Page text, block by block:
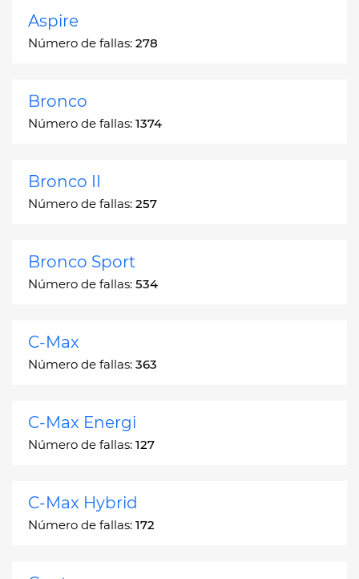
Aspire
Número de fallas: 278
Bronco
Número de fallas: 1374
Bronco II
Número de fallas: 257
Bronco Sport
Número de fallas: 534
C-Max
Número de fallas: 363
C-Max Energi
Número de fallas: 127
C-Max Hybrid
Número de fallas: 172